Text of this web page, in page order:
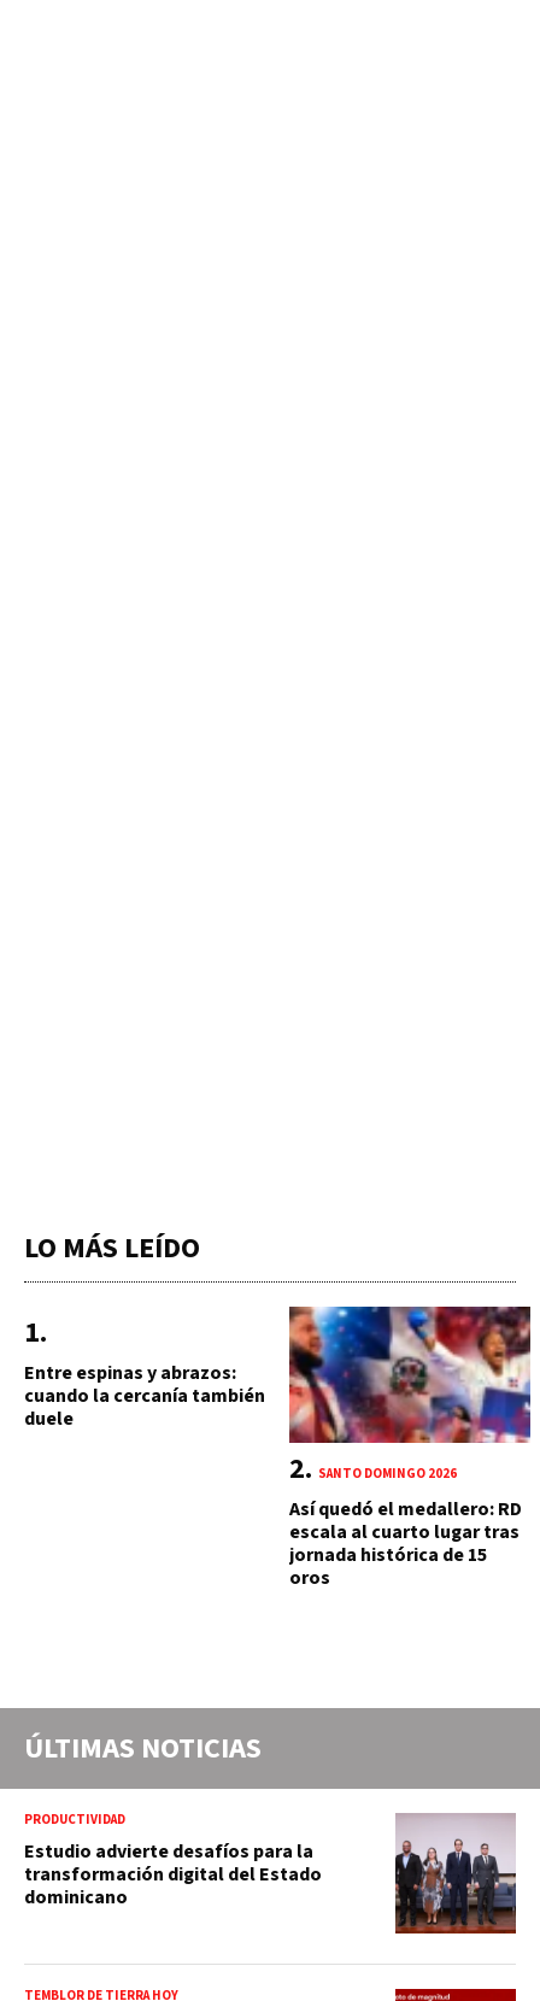
LO MÁS LEÍDO
Entre espinas y abrazos:
cuando la cercanía también
duele
SANTO DOMINGO 2026
Así quedó el medallero: RD
escala al cuarto lugar tras
jornada histórica de 15
oros
ÚLTIMAS NOTICIAS
PRODUCTIVIDAD
Estudio advierte desafíos para la
transformación digital del Estado
dominicano
TEMBLOR DE TIERRA HOY